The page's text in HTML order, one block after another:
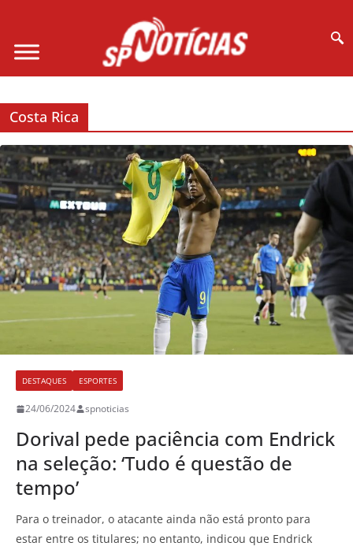
Costa Rica
DESTAQUES ESPORTES
24/06/2024 spnoticias
Dorival pede paciência com Endrick
na seleção: ‘Tudo é questão de
tempo’
Para o treinador, o atacante ainda não está pronto para
estar entre os titulares; no entanto, indicou que Endrick